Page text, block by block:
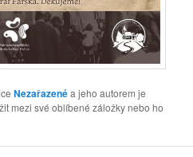
Nezařazenéa jeho autorem je
mezi své oblíbené záložky nebo ho